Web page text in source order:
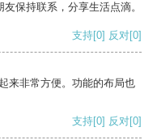
保持联系，分享生活点滴。
支持[0] 反对[0]
来非常方便。功能的布局也
支持[0] 反对[0]